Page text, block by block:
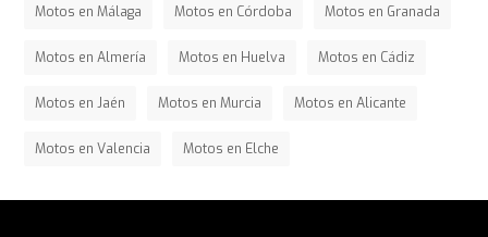
Motos en Málaga Motos en Córdoba Motos en Granada
Motos en Almería Motos en Huelva Motos en Cádiz
Motos en Jaén Motos en Murcia Motos en Alicante
Motos en Valencia Motos en Elche